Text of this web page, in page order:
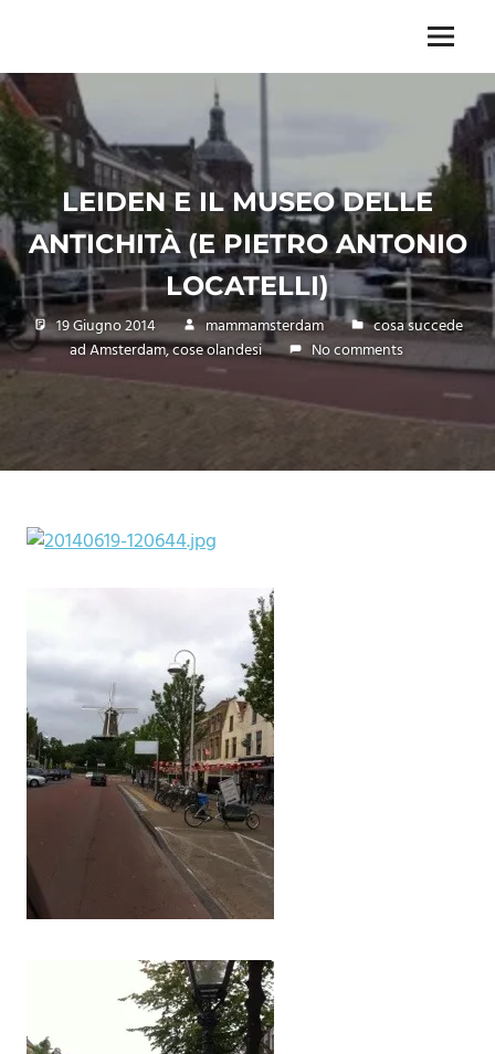
content
imprescindibile,
imponderabile,
inevitabile
Mammamsterdam
oggi
anche
in
formato
monodose
e
nuova
confezione
Menu
LEIDEN E IL MUSEO DELLE
ANTICHITÀ (E PIETRO ANTONIO
LOCATELLI)
19 Giugno 2014 mammamsterdam
cosa succede
ad Amsterdam,cose olandesi No comments